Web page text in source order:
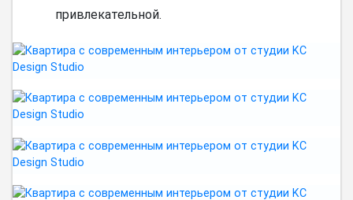
привлекательной.